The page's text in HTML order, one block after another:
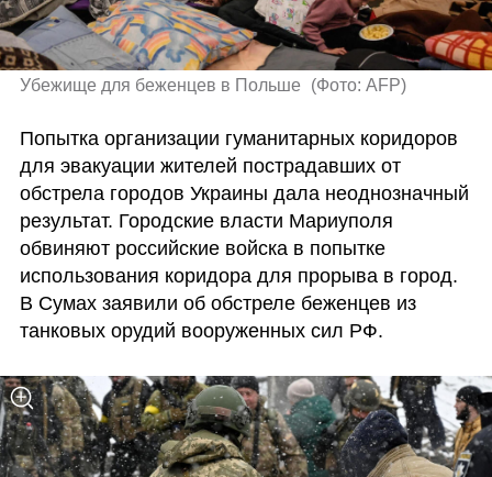
Убежище для беженцев в Польше (Фото: AFP)
Попытка организации гуманитарных коридоров
для эвакуации жителей пострадавших от
обстрела городов Украины дала неоднозначный
результат. Городские власти Мариуполя
обвиняют российские войска в попытке
использования коридора для прорыва в город.
В Сумах заявили об обстреле беженцев из
танковых орудий вооруженных сил РФ.